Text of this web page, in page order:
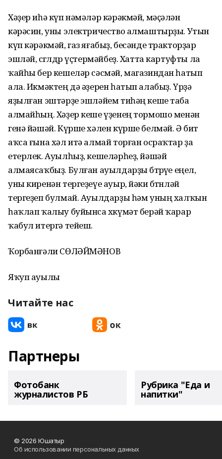
Хәҙер иһә күп нәмәләр кәрәкмәй, мәҫәлән
кәрәсин, уны электричество алмаштырҙы. Утын
күп кәрәкмәй, газ яғабыҙ, бесәнде тракторҙар
эшләй, сөгөлдөр үҫтермәйбеҙ. Хатта картуфты ла
ҡайһы бер кешеләр сәсмәй, магазиндан һатып
ала. Икмәктең дә әҙерен һатып алабыҙ. Үрҙә
яҙылған эштәрҙе эшләйем тиһәң кеше таба
алмайһың. Хәҙер кеше үҙенең тормошо менән
генә йәшәй. Күрше хәлен күрше белмәй. Ә бит
аҡса ғына хәл итә алмай торған осраҡтар ҙа
етерлек. Ауылһыҙ, кешеләрһеҙ, йәшәй
алмаясаҡбыҙ. Булған ауылдарҙы бөтөрөүе еңел,
уны киренән тергеҙеүе ауыр, йәки бөтөнләй
тергеҙеп булмай. Ауылдарҙы һәм уның халҡын
һаҡлап ҡалыу буйынса хөкүмәт берәй ҡарар
ҡабул итергә тейеш.
Ҡорбанғәли СӨЛӘЙМӘНОВ
Яҡуп ауылы
Читайте нас
Партнеры
Фотобанк
журналистов РБ
Рубрика "Еда и
напитки"
© 2026 Юшатыр
Об использовании персональных данных